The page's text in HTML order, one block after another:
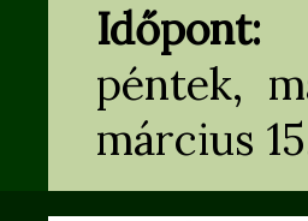
Időpont:
péntek,
március